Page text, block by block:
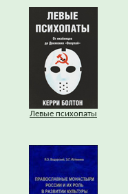
Левые психопаты